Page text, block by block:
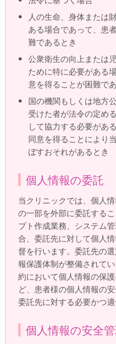
人の生命、身体または
ある場合であって、患
難であるとき
公衆衛生の向上または
ために特に必要がある
意を得ることが困難で
国の機関もしくは地方
受けた者が法令の定め
して協力する必要があ
同意を得ることにより
ぼすおそれがあるとき
個人情報の委託
当クリニックでは、個人
の一部を外部に委託する
プト作成業務、システム
合、委託先に対して個人
督を行います。委託先の
報保護体制が整備されて
約において個人情報の保
ど、患者様の個人情報の
委託先に対する必要かつ適
個人情報の安全